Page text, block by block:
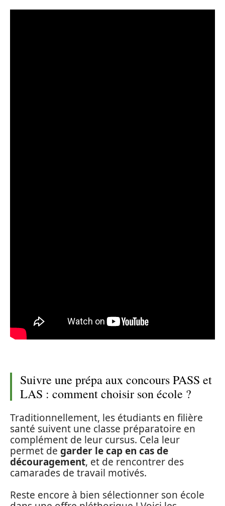
Suivre une prépa aux concours PASS et
LAS : comment choisir son école ?
Traditionnellement, les étudiants en filière
santé suivent une classe préparatoire en
complément de leur cursus. Cela leur
permet de garder le cap en cas de
découragement, et de rencontrer des
camarades de travail motivés.
Reste encore à bien sélectionner son école